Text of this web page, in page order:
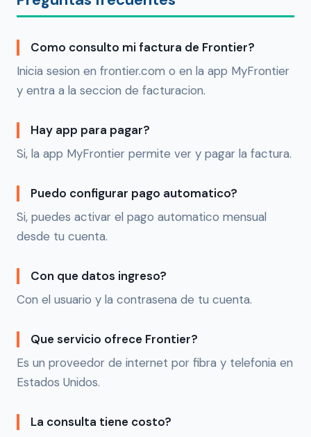
Como consulto mi factura de Frontier?
Inicia sesion en frontier.com o en la app MyFrontier
y entra a la seccion de facturacion.
Hay app para pagar?
Si, la app MyFrontier permite ver y pagar la factura.
Puedo configurar pago automatico?
Si, puedes activar el pago automatico mensual
desde tu cuenta.
Con que datos ingreso?
Con el usuario y la contrasena de tu cuenta.
Que servicio ofrece Frontier?
Es un proveedor de internet por fibra y telefonia en
Estados Unidos.
La consulta tiene costo?